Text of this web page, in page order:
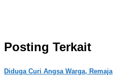
Posting Terkait
Diduga Curi Angsa Warga, Remaja